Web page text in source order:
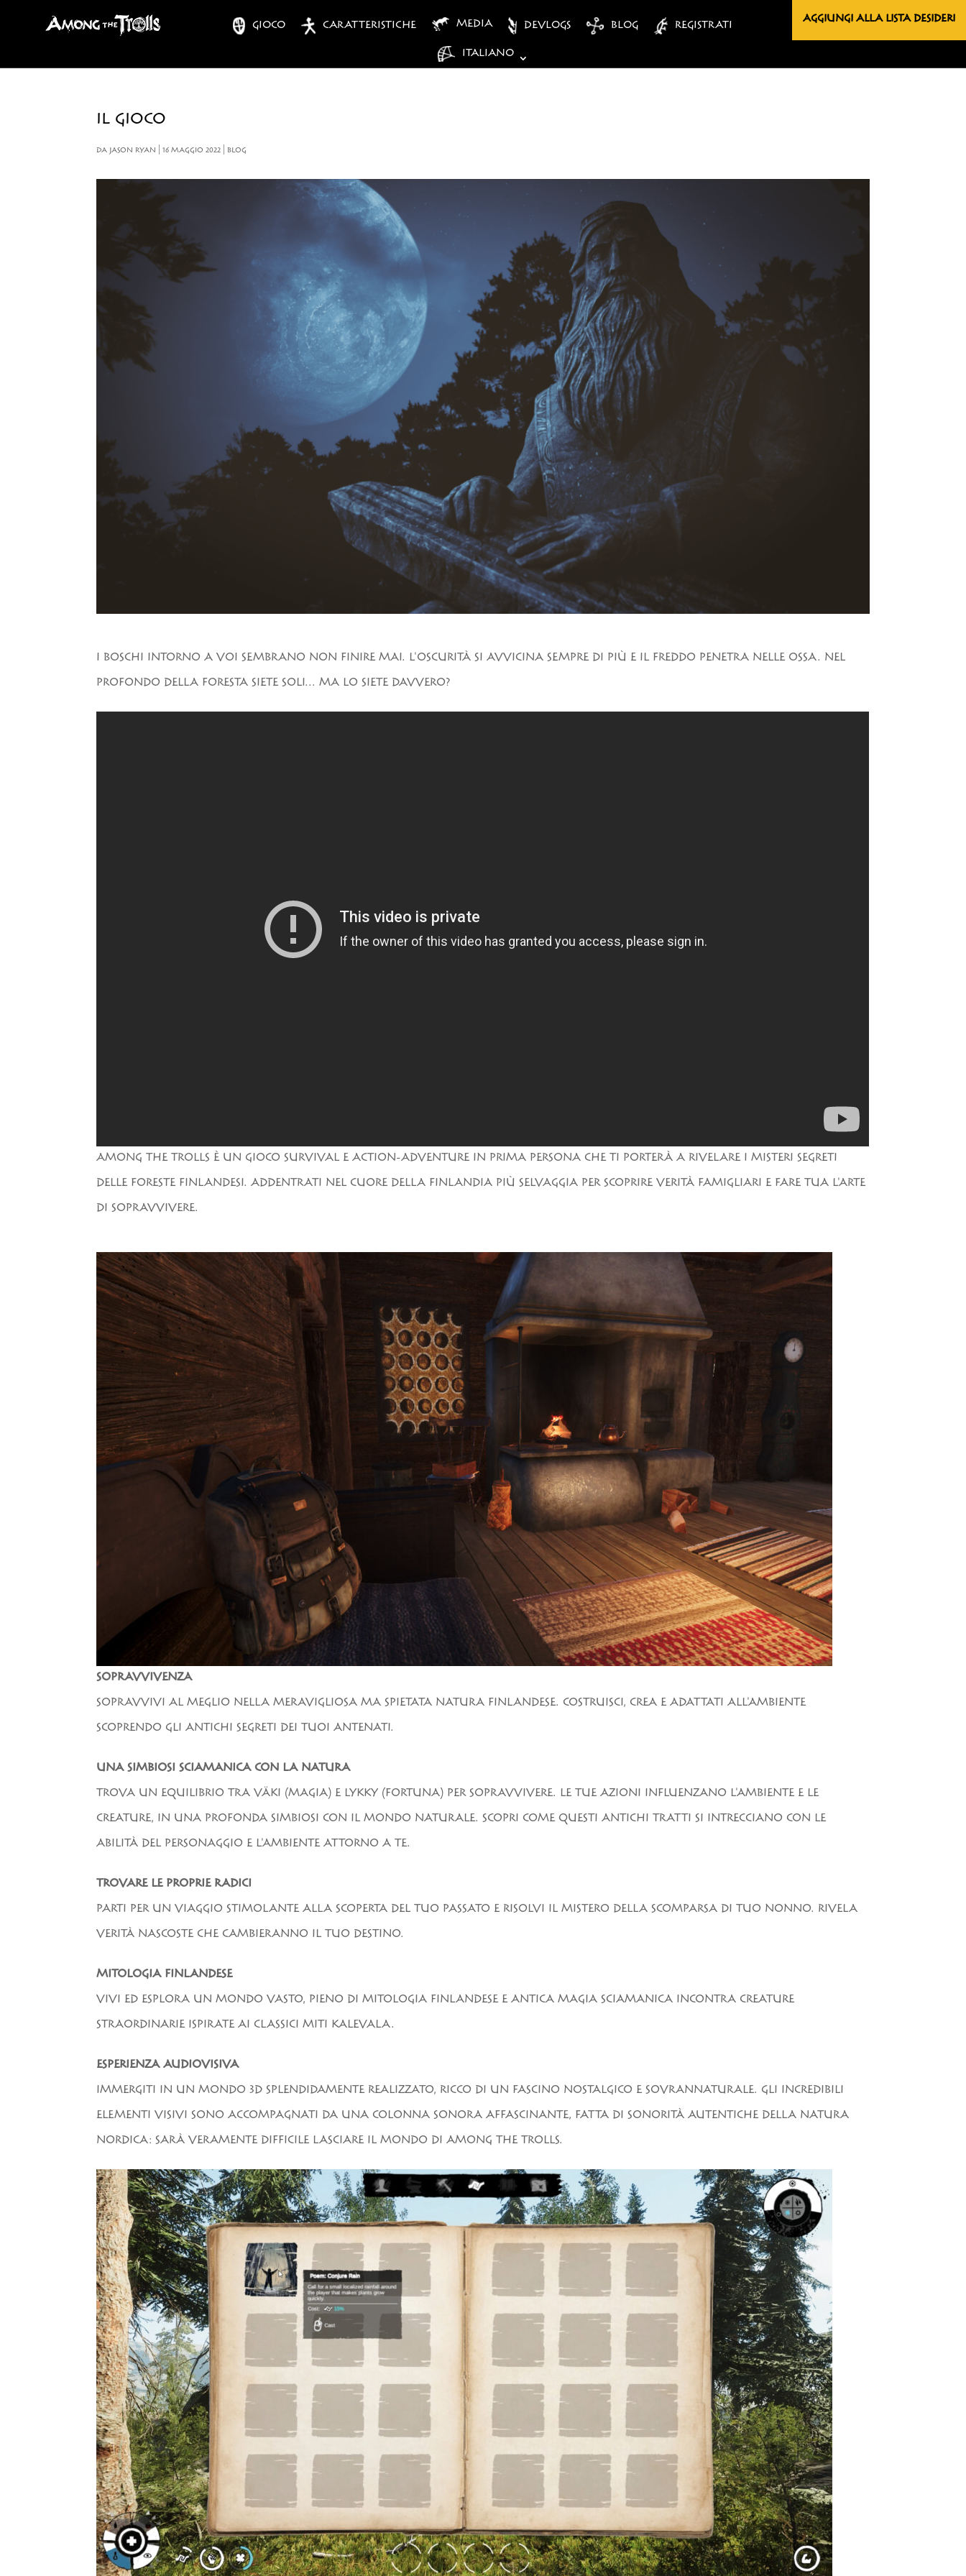
GIOCO CARATTERISTICHE MEDIA DEVLOGS BLOG
REGISTRATI
ITALIANO
AGGIUNGI ALLA LISTA DESIDERI
IL GIOCO
DAJASON RYAN |16 MAGGIO 2022 BLOG
I BOSCHI INTORNO A VOI SEMBRANO NON FINIRE MAI. L'OSCURITÀ SI AVVICINA SEMPRE DI PIÙ E IL FREDDO PENETRA NELLE OSSA. NEL
PROFONDO DELLA FORESTA SIETE SOLI... MA LO SIETE DAVVERO?
AMONG THE TROLLS È UN GIOCO SURVIVAL E ACTION-ADVENTURE IN PRIMA PERSONA CHE TI PORTERÀ A RIVELARE I MISTERI SEGRETI
DELLE FORESTE FINLANDESI. ADDENTRATI NEL CUORE DELLA FINLANDIA PIÙ SELVAGGIA PER SCOPRIRE VERITÀ FAMIGLIARI E FARE TUA L'ARTE
DI SOPRAVVIVERE.
SOPRAVVIVENZA
SOPRAVVIVI AL MEGLIO NELLA MERAVIGLIOSA MA SPIETATA NATURA FINLANDESE. COSTRUISCI, CREA E ADATTATI ALL'AMBIENTE
SCOPRENDO GLI ANTICHI SEGRETI DEI TUOI ANTENATI.
UNA SIMBIOSI SCIAMANICA CON LA NATURA
TROVA UN EQUILIBRIO TRA VÄKI (MAGIA) E LYKKY (FORTUNA) PER SOPRAVVIVERE. LE TUE AZIONI INFLUENZANO L'AMBIENTE E LE
CREATURE, IN UNA PROFONDA SIMBIOSI CON IL MONDO NATURALE. SCOPRI COME QUESTI ANTICHI TRATTI SI INTRECCIANO CON LE
ABILITÀ DEL PERSONAGGIO E L'AMBIENTE ATTORNO A TE.
TROVARE LE PROPRIE RADICI
PARTI PER UN VIAGGIO STIMOLANTE ALLA SCOPERTA DEL TUO PASSATO E RISOLVI IL MISTERO DELLA SCOMPARSA DI TUO NONNO. RIVELA
VERITÀ NASCOSTE CHE CAMBIERANNO IL TUO DESTINO.
MITOLOGIA FINLANDESE
VIVI ED ESPLORA UN MONDO VASTO, PIENO DI MITOLOGIA FINLANDESE E ANTICA MAGIA SCIAMANICA INCONTRA CREATURE
STRAORDINARIE ISPIRATE AI CLASSICI MITI KALEVALA.
ESPERIENZA AUDIOVISIVA
IMMERGITI IN UN MONDO 3D SPLENDIDAMENTE REALIZZATO, RICCO DI UN FASCINO NOSTALGICO E SOVRANNATURALE. GLI INCREDIBILI
ELEMENTI VISIVI SONO ACCOMPAGNATI DA UNA COLONNA SONORA AFFASCINANTE, FATTA DI SONORITÀ AUTENTICHE DELLA NATURA
NORDICA: SARÀ VERAMENTE DIFFICILE LASCIARE IL MONDO DI AMONG THE TROLLS.